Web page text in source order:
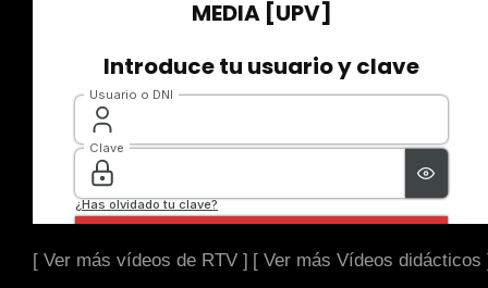
[ Ver más vídeos de RTV ] [ Ver más Vídeos didácticos